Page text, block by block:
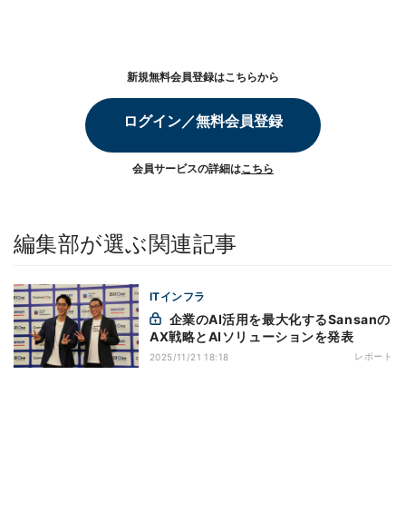
新規無料会員登録はこちらから
ログイン／無料会員登録
会員サービスの詳細はこちら
編集部が選ぶ関連記事
ITインフラ
AX戦略とAIソリューションを発表
2025/11/21 18:18 レポート